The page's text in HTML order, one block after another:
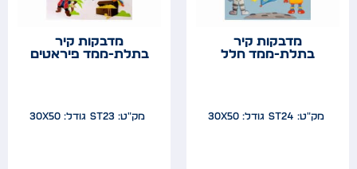
מדבקות קיר
בתלת-ממד חלל
מק"ט: ST24 גודל: 30x50
מדבקות קיר
בתלת-ממד פיראטים
מק"ט: ST23 גודל: 30x50